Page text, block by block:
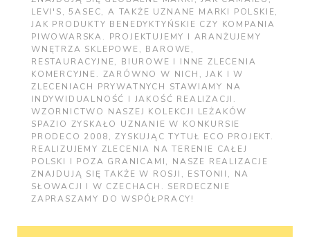
LEVI'S, 5ASEC, A TAKŻE UZNANE MARKI POLSKIE,
JAK PRODUKTY BENEDYKTYŃSKIE CZY KOMPANIA
PIWOWARSKA. PROJEKTUJEMY I ARANŻUJEMY
WNĘTRZA SKLEPOWE, BAROWE,
RESTAURACYJNE, BIUROWE I INNE ZLECENIA
KOMERCYJNE. ZARÓWNO W NICH, JAK I W
ZLECENIACH PRYWATNYCH STAWIAMY NA
INDYWIDUALNOŚĆ I JAKOŚĆ REALIZACJI.
WZORNICTWO NASZEJ KOLEKCJI LEŻAKÓW
SPAZIO ZYSKAŁO UZNANIE W KONKURSIE
PRODECO 2008, ZYSKUJĄC TYTUŁ ECO PROJEKT.
REALIZUJEMY ZLECENIA NA TERENIE CAŁEJ
POLSKI I POZA GRANICAMI, NASZE REALIZACJE
ZNAJDUJĄ SIĘ TAKŻE W ROSJI, ESTONII, NA
SŁOWACJI I W CZECHACH. SERDECZNIE
ZAPRASZAMY DO WSPÓŁPRACY!